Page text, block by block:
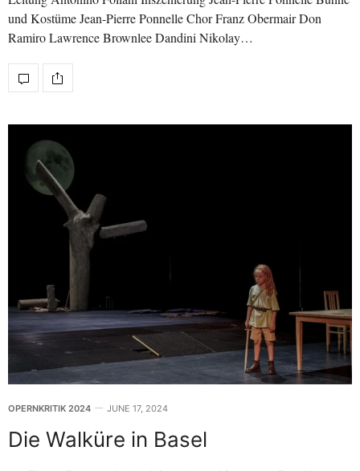
und Kostüme Jean-Pierre Ponnelle Chor Franz Obermair Don
Ramiro Lawrence Brownlee Dandini Nikolay…
OPERNKRITIK 2024 JUNE 17, 2024
Die Walküre in Basel